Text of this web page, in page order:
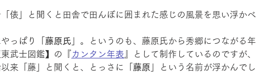
俵」と聞くと田舎で田んぼに囲まれた感じの風景を思い浮かべ
っぱり「 藤原氏 」。というのも、藤原氏から秀郷につながる年
武士図鑑】の『 カンタン年表 』として制作しているのですが、
来「藤」と聞くと、とっさに「 藤原 」という名前が浮かんでし